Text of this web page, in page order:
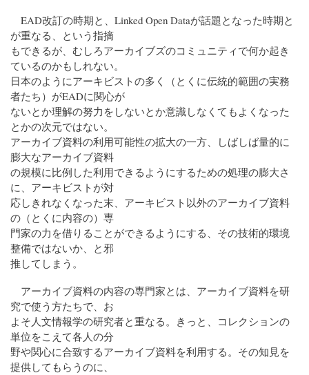
EAD改訂の時期と、Linked Open Dataが話題となった時期と
が重なる、という指摘
もできるが、むしろアーカイブズのコミュニティで何か起き
ているのかもしれない。
日本のようにアーキビストの多く（とくに伝統的範囲の実務
者たち）がEADに関心が
ないとか理解の努力をしないとか意識しなくてもよくなった
とかの次元ではない。
アーカイブ資料の利用可能性の拡大の一方、しばしば量的に
膨大なアーカイブ資料
の規模に比例した利用できるようにするための処理の膨大さ
に、アーキビストが対
応しきれなくなった末、アーキビスト以外のアーカイブ資料
の（とくに内容の）専
門家の力を借りることができるようにする、その技術的環境
整備ではないか、と邪
推してしまう。
アーカイブ資料の内容の専門家とは、アーカイブ資料を研
究で使う方たちで、お
よそ人文情報学の研究者と重なる。きっと、コレクションの
単位をこえて各人の分
野や関心に合致するアーカイブ資料を利用する。その知見を
提供してもらうのに、